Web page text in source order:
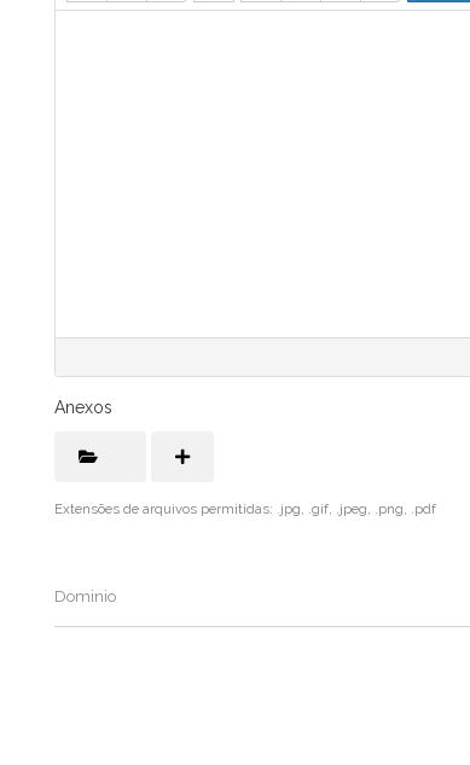
Anexos
Extensões de arquivos permitidas: .jpg, .gif, .jpeg, .png, .pdf
Dominio